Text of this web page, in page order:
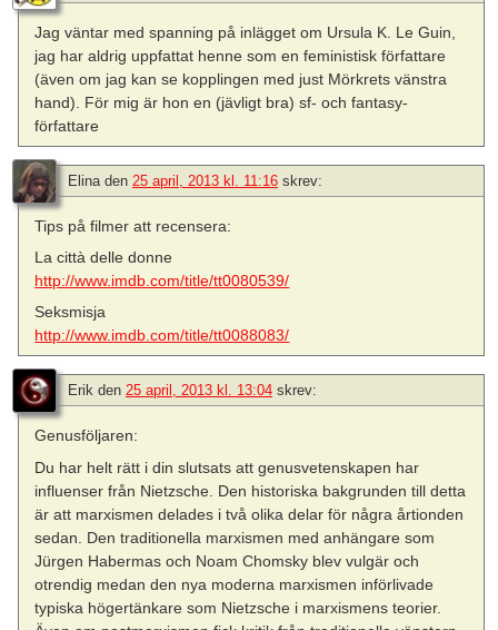
Jag väntar med spanning på inlägget om Ursula K. Le Guin,
jag har aldrig uppfattat henne som en feministisk författare
(även om jag kan se kopplingen med just Mörkrets vänstra
hand). För mig är hon en (jävligt bra) sf- och fantasy-
författare
Elina den 25 april, 2013 kl. 11:16 skrev:
Tips på filmer att recensera:
La città delle donne
http://www.imdb.com/title/tt0080539/
Seksmisja
http://www.imdb.com/title/tt0088083/
Erik den 25 april, 2013 kl. 13:04 skrev:
Genusföljaren:
Du har helt rätt i din slutsats att genusvetenskapen har
influenser från Nietzsche. Den historiska bakgrunden till detta
är att marxismen delades i två olika delar för några årtionden
sedan. Den traditionella marxismen med anhängare som
Jürgen Habermas och Noam Chomsky blev vulgär och
otrendig medan den nya moderna marxismen införlivade
typiska högertänkare som Nietzsche i marxismens teorier.